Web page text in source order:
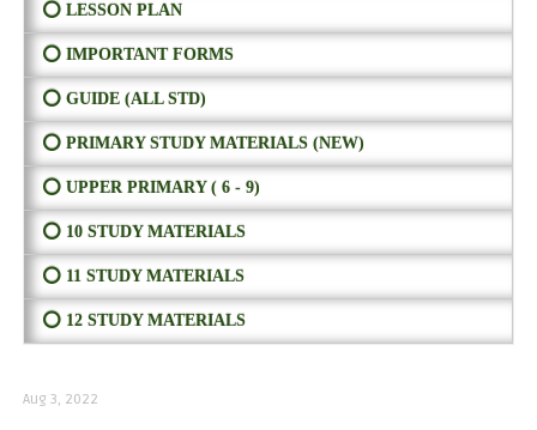
⭕ LESSON PLAN
⭕ IMPORTANT FORMS
⭕ GUIDE (ALL STD)
⭕ PRIMARY STUDY MATERIALS (NEW)
⭕ UPPER PRIMARY ( 6 - 9)
⭕ 10 STUDY MATERIALS
⭕ 11 STUDY MATERIALS
⭕ 12 STUDY MATERIALS
Aug 3, 2022